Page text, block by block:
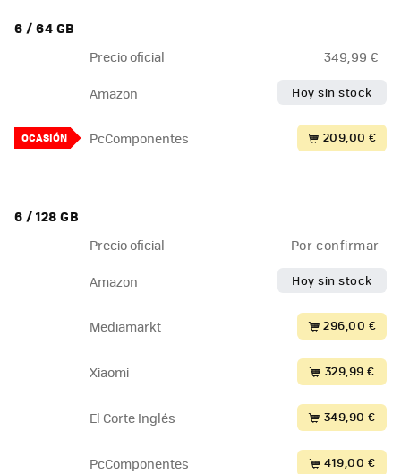
6 / 64 GB
Precio oficial 349,99 €
Amazon Hoy sin stock
OCASIÓN PcComponentes 209,00 €
6 / 128 GB
Precio oficial Por confirmar
Amazon Hoy sin stock
Mediamarkt 296,00 €
Xiaomi 329,99 €
El Corte Inglés 349,90 €
PcComponentes 419,00 €